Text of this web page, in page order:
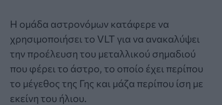
Η ομάδα αστρονόμων κατάφερε να
χρησιμοποιήσει το VLT για να ανακαλύψει
την προέλευση του μεταλλικού σημαδιού
που φέρει το άστρο, το οποίο έχει περίπου
το μέγεθος της Γης και μάζα περίπου ίση με
εκείνη του ήλιου.